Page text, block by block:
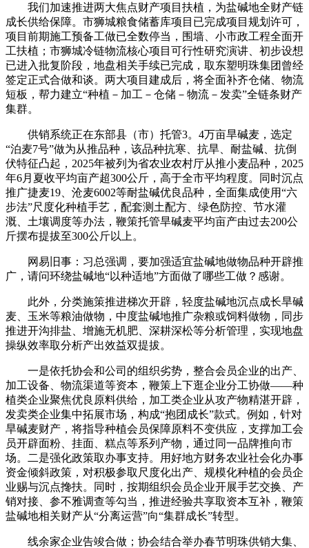
我们加速推进两大焦点财产项目扶植，为盐碱地全财产链
成长供给保障。市狮城粮食储蓄库项目已完成项目规划许可，
项目前期施工预备工做已全数停当，围墙、小市政工程全面开
工扶植；市狮城冷链物流核心项目可行性研究演讲、初步设想
已进入批复阶段，地盘相关手续已完成，取东塑明珠集团曾经
签定正式合做和谈。两大项目建成后，将全面补齐仓储、物流
短板，帮力建立“种植－加工－仓储－物流－发卖”全链条财产
集群。
供销系统正在东部县（市）托管3。4万亩旱碱麦，选定
“泊麦7号”做为从推品种，该品种抗寒、抗旱、耐盐碱、抗倒
伏特征凸起，2025年被列为省农业农村厅从推小麦品种，2025
年6月夏收平均亩产超300公斤，高于全市平均程度。同时沉点
推广捷麦19、沧麦6002等耐盐碱优良品种，全面集成使用“六
步法”尺度化种植手艺，配套测土配方、绿色防控、节水灌
溉、土壤调度等办法，鞭策托管旱碱麦平均亩产由过去200公
斤摆布提拔至300公斤以上。
网易旧事：习总强调，要加强适宜盐碱地做物品种开辟推
广，请问环绕盐碱地“以种适地”方面做了哪些工做？感谢。
此外，分类施策推进梯次开辟，轻度盐碱地沉点成长旱碱
麦、玉米等粮油做物，中度盐碱地推广杂粮或饲料做物，同步
推进开沟排盐、增施无机肥、深耕深松等分析管理，实现地盘
操纵效率取分析产出效益双提拔。
一是依托协会和公司的组织劣势，整合会员企业的出产、
加工设备、物流渠道等资本，鞭策上下逛企业分工协做——种
植类企业聚焦优良原料供给，加工类企业从攻产物精湛开辟，
发卖类企业集中拓展市场，构成“抱团成长”款式。例如，针对
旱碱麦财产，将指导种植会员保障原料不变供应，支撑加工会
员开辟面粉、挂面、糕点等系列产物，通过同一品牌推向市
场。二是强化政策取办事支持。用好地方财务农业社会化办事
资金倾斜政策，对积极参取尺度化出产、规模化种植的会员企
业赐与沉点搀扶。同时，按期组织会员企业开展手艺交换、产
销对接、参不雅调查等勾当，推进经验共享取资本互补，鞭策
盐碱地相关财产从“分离运营”向“集群成长”转型。
线余家企业告竣合做；协会结合举办春节明珠供销大集、